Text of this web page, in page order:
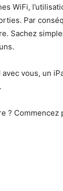
WiFi,
Par
Sachez
vous, un
? Commencez